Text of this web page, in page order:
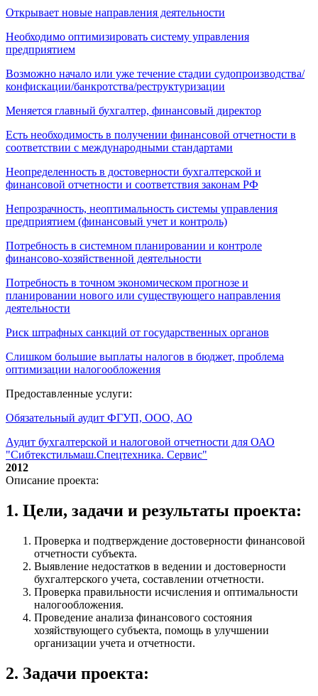
Открывает новые направления деятельности
Необходимо оптимизировать систему управления
предприятием
Возможно начало или уже течение стадии судопроизводства/
конфискации/банкротства/реструктуризации
Меняется главный бухгалтер, финансовый директор
Есть необходимость в получении финансовой отчетности в
соответствии с международными стандартами
Неопределенность в достоверности бухгалтерской и
финансовой отчетности и соответствия законам РФ
Непрозрачность, неоптимальность системы управления
предприятием (финансовый учет и контроль)
Потребность в системном планировании и контроле
финансово-хозяйственной деятельности
Потребность в точном экономическом прогнозе и
планировании нового или существующего направления
деятельности
Риск штрафных санкций от государственных органов
Слишком большие выплаты налогов в бюджет, проблема
оптимизации налогообложения
Предоставленные услуги:
Обязательный аудит ФГУП, ООО, АО
Аудит бухгалтерской и налоговой отчетности для ОАО
"Сибтекстильмаш.Спецтехника. Сервис"
2012
Описание проекта:
1. Цели, задачи и результаты проекта:
Проверка и подтверждение достоверности финансовой
отчетности субъекта.
Выявление недостатков в ведении и достоверности
бухгалтерского учета, составлении отчетности.
Проверка правильности исчисления и оптимальности
налогообложения.
Проведение анализа финансового состояния
хозяйствующего субъекта, помощь в улучшении
организации учета и отчетности.
2. Задачи проекта: